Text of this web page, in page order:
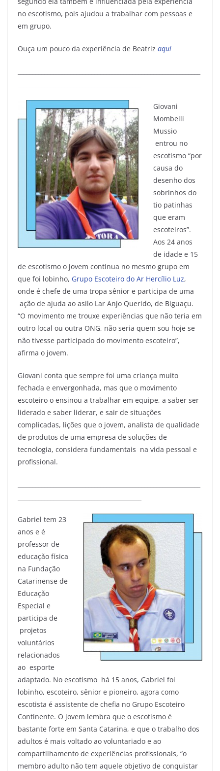
no escotismo, pois ajudou a trabalhar com pessoas e
em grupo.
Ouça um pouco da experiência de Beatriz aqui
Giovani
Mombelli
Mussio
entrou no
escotismo “por
causa do
desenho dos
sobrinhos do
tio patinhas
que eram
escoteiros”.
Aos 24 anos
de idade e 15
de escotismo o jovem continua no mesmo grupo em
que foi lobinho, Grupo Escoteiro do Ar Hercílio Luz,
onde é chefe de uma tropa sênior e participa de uma
ação de ajuda ao asilo Lar Anjo Querido, de Biguaçu.
“O movimento me trouxe experiências que não teria em
outro local ou outra ONG, não seria quem sou hoje se
não tivesse participado do movimento escoteiro”,
afirma o jovem.
Giovani conta que sempre foi uma criança muito
fechada e envergonhada, mas que o movimento
escoteiro o ensinou a trabalhar em equipe, a saber ser
liderado e saber liderar, e sair de situações
complicadas, lições que o jovem, analista de qualidade
de produtos de uma empresa de soluções de
tecnologia, considera fundamentais na vida pessoal e
profissional.
Gabriel tem 23
anos e é
professor de
educação física
na Fundação
Catarinense de
Educação
Especial e
participa de
projetos
voluntários
relacionados
ao esporte
adaptado. No escotismo há 15 anos, Gabriel foi
lobinho, escoteiro, sênior e pioneiro, agora como
escotista é assistente de chefia no Grupo Escoteiro
Continente. O jovem lembra que o escotismo é
bastante forte em Santa Catarina, e que o trabalho dos
adultos é mais voltado ao voluntariado e ao
compartilhamento de experiências profissionais, “o
membro adulto não tem aquele objetivo de conquistar